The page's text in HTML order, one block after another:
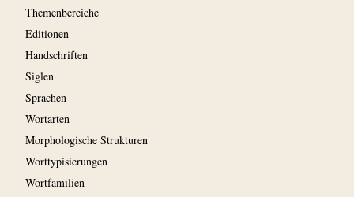
Themenbereiche
Editionen
Handschriften
Siglen
Sprachen
Wortarten
Morphologische Strukturen
Worttypisierungen
Wortfamilien